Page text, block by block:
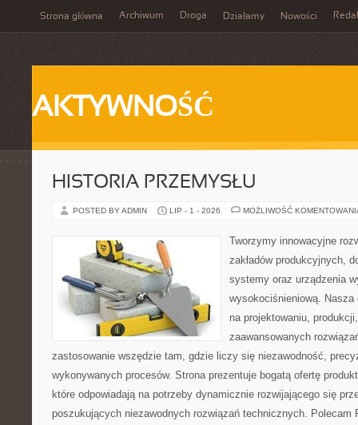
Strona główna Archiwum Droga Działamy Nowości
AKTYWNOŚĆ
HISTORIA PRZEMYSŁU
POSTED BY ADMIN LIP - 1 - 2026 MOŻLIWOŚĆ
Tworzymy innowacyjne
zakładów produkcyjnych,
systemy oraz urządzenia
wysokociśnieniową. Nasza
na projektowaniu,
zaawansowanych
zastosowanie wszędzie tam, gdzie liczy się niezawodność,
wykonywanych procesów. Strona prezentuje bogatą ofertę
które odpowiadają na potrzeby dynamicznie rozwijającego się
poszukujących niezawodnych rozwiązań technicznych. Polecam